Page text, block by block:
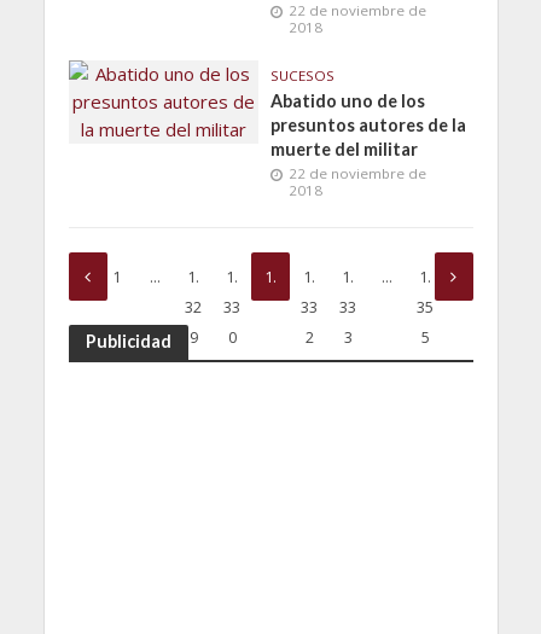
22 de noviembre de
2018
SUCESOS
Abatido uno de los
presuntos autores de la
muerte del militar
22 de noviembre de
2018
1 …
1.
32
9
1.
33
0
1.
33
1.
33
2
1.
33
3
…
1.
35
5
Publicidad